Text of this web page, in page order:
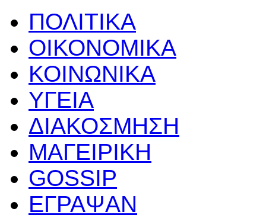
ΠΟΛΙΤΙΚΑ
ΟΙΚΟΝΟΜΙΚΑ
ΚΟΙΝΩΝΙΚΑ
ΥΓΕΙΑ
ΔΙΑΚΟΣΜΗΣΗ
ΜΑΓΕΙΡΙΚΗ
GOSSIP
ΕΓΡΑΨΑΝ